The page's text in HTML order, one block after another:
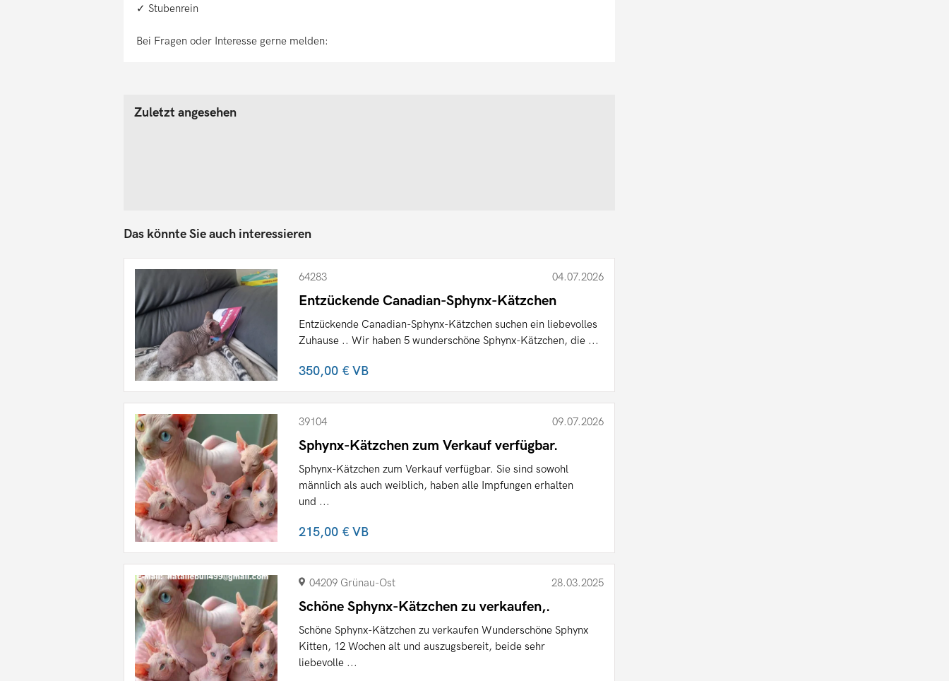
✓ Stubenrein
Bei Fragen oder Interesse gerne melden:
Zuletzt angesehen
Das könnte Sie auch interessieren
64283 04.07.2026
Entzückende Canadian-Sphynx-Kätzchen
Entzückende Canadian-Sphynx-Kätzchen suchen ein liebevolles
Zuhause .. Wir haben 5 wunderschöne Sphynx-Kätzchen, die ...
350,00 €VB
39104 09.07.2026
Sphynx-Kätzchen zum Verkauf verfügbar.
Sphynx-Kätzchen zum Verkauf verfügbar. Sie sind sowohl
männlich als auch weiblich, haben alle Impfungen erhalten
und ...
215,00 €VB
04209 Grünau-​Ost 28.03.2025
Schöne Sphynx-Kätzchen zu verkaufen,.
Schöne Sphynx-Kätzchen zu verkaufen Wunderschöne Sphynx
Kitten, 12 Wochen alt und auszugsbereit, beide sehr
liebevolle ...